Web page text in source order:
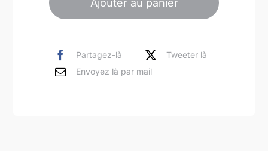
abstraite
assise
Partagez-là
Tweeter là
Envoyez là par mail